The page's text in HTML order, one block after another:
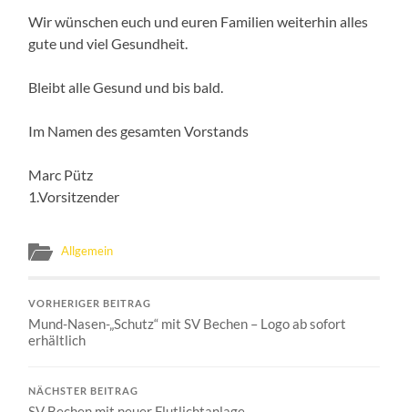
Wir wünschen euch und euren Familien weiterhin alles
gute und viel Gesundheit.
Bleibt alle Gesund und bis bald.
Im Namen des gesamten Vorstands
Marc Pütz
1.Vorsitzender
Allgemein
VORHERIGER BEITRAG
Mund-Nasen-„Schutz“ mit SV Bechen – Logo ab sofort
erhältlich
NÄCHSTER BEITRAG